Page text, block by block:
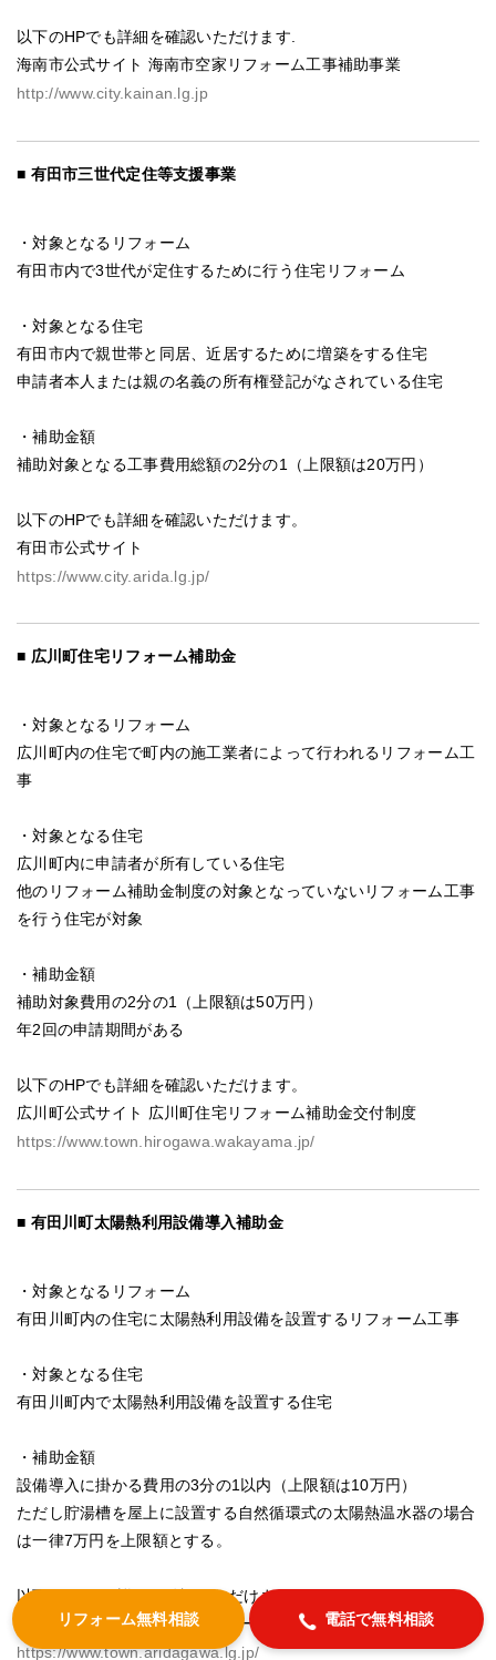
以下のHPでも詳細を確認いただけます.
海南市公式サイト 海南市空家リフォーム工事補助事業
http://www.city.kainan.lg.jp
有田市三世代定住等支援事業
・対象となるリフォーム
有田市内で3世代が定住するために行う住宅リフォーム
・対象となる住宅
有田市内で親世帯と同居、近居するために増築をする住宅
申請者本人または親の名義の所有権登記がなされている住宅
・補助金額
補助対象となる工事費用総額の2分の1（上限額は20万円）
以下のHPでも詳細を確認いただけます。
有田市公式サイト
https://www.city.arida.lg.jp/
広川町住宅リフォーム補助金
・対象となるリフォーム
広川町内の住宅で町内の施工業者によって行われるリフォーム工
事
・対象となる住宅
広川町内に申請者が所有している住宅
他のリフォーム補助金制度の対象となっていないリフォーム工事
を行う住宅が対象
・補助金額
補助対象費用の2分の1（上限額は50万円）
年2回の申請期間がある
以下のHPでも詳細を確認いただけます。
広川町公式サイト 広川町住宅リフォーム補助金交付制度
https://www.town.hirogawa.wakayama.jp/
有田川町太陽熱利用設備導入補助金
・対象となるリフォーム
有田川町内の住宅に太陽熱利用設備を設置するリフォーム工事
・対象となる住宅
有田川町内で太陽熱利用設備を設置する住宅
・補助金額
設備導入に掛かる費用の3分の1以内（上限額は10万円）
ただし貯湯槽を屋上に設置する自然循環式の太陽熱温水器の場合
は一律7万円を上限額とする。
以下のHPでも詳細を確認いただけます。
有田川町公式サイト新エネルギー 太陽熱利用設備補助制度
https://www.town.aridagawa.lg.jp/
リフォーム無料相談 電話で無料相談